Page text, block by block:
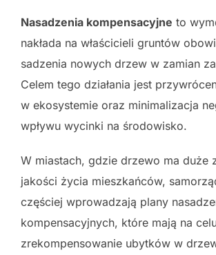
Nasadzenia kompensacyjne to
nakłada na właścicieli gruntów
sadzenia nowych drzew w zamian
Celem tego działania jest
w ekosystemie oraz minimalizacja
wpływu wycinki na środowisko.
W miastach, gdzie drzewo ma duże
jakości życia mieszkańców,
częściej wprowadzają plany
kompensacyjnych, które mają na
zrekompensowanie ubytków w